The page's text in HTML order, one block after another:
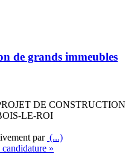
de grands immeubles
DE CONSTRUCTION
LE-ROI
par (...)